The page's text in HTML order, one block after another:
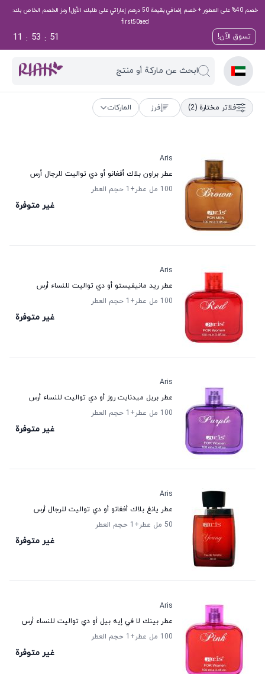
خصم 40% على العطور + خصم إضافي بقيمة 50 درهم إماراتي على طلبك الأول! رمز الخصم الخاص بك:
first50aed
تسوق الآن! 50
:
53
:
11
ابحث عن ماركة أو منتج
فلاتر مختارة (2) فرز الماركات
Aris
عطر براون بلاك أفغانو أو دي تواليت للرجال أرس
100 مل عطر
+1 حجم العطر
غير متوفرة
Aris
عطر ريد مانيفيستو أو دي تواليت للنساء أرس
100 مل عطر
+1 حجم العطر
غير متوفرة
Aris
عطر بربل ميدنايت روز أو دي تواليت للنساء أرس
100 مل عطر
+1 حجم العطر
غير متوفرة
Aris
عطر يانغ بلاك أفغانو أو دي تواليت للرجال أرس
50 مل عطر
+1 حجم العطر
غير متوفرة
Aris
عطر بينك لا في إيه بيل أو دي تواليت للنساء أرس
100 مل عطر
+1 حجم العطر
غير متوفرة